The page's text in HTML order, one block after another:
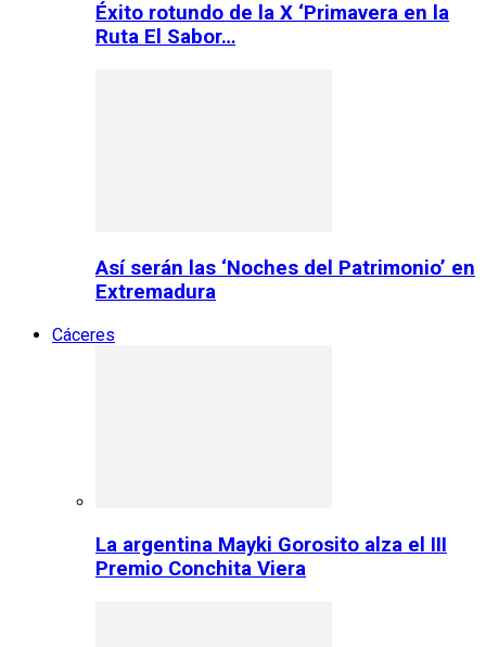
Éxito rotundo de la X ‘Primavera en la
Ruta El Sabor…
Así serán las ‘Noches del Patrimonio’ en
Extremadura
Cáceres
La argentina Mayki Gorosito alza el III
Premio Conchita Viera